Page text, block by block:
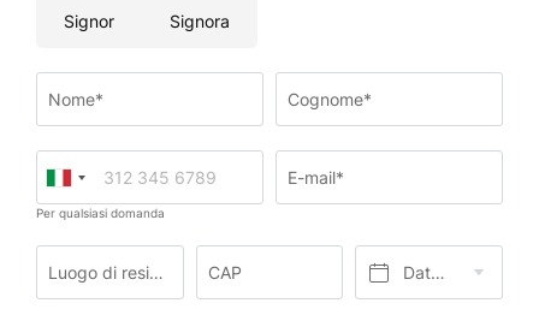
Signor Signora
Nome* Cognome*
Per qualsiasi domanda
E-mail*
Luogo di residenza* CAP Data di nascita*